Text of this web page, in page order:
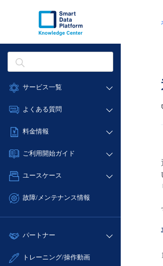
サービス一覧
データ利活用
ネットワーク
IoT
サポート
管理機能
よくある質問
データ利活用
ネットワーク
IoT
サポート
管理機能
すべてのメニューを見る
料金情報
料金シミュレーター
クラウド/サーバー
ネットワーク
サポート
すべてのメニューを見る
ご利用開始ガイド
■ 管理機能
- 初期設定・確認
- ユーザー機能の管理
ユースケース
- バックアップ
- IoT
故障/メンテナンス情報
サービス稼働状況
故障/メンテナンス履歴
定期メンテナンス
パートナー
販売パートナー向けプログラム
トレーニング/操作動画